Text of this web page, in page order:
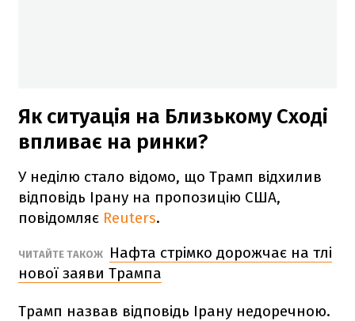
Як ситуація на Близькому Сході
впливає на ринки?
У неділю стало відомо, що Трамп відхилив
відповідь Ірану на пропозицію США,
повідомляє Reuters.
ЧИТАЙТЕ ТАКОЖ
Нафта стрімко дорожчає на тлі
нової заяви Трампа
Трамп назвав відповідь Ірану недоречною.